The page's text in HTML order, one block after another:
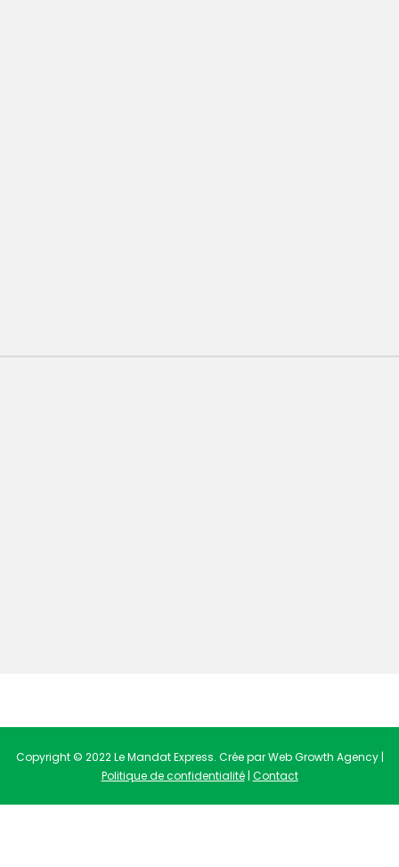
Copyright © 2022 Le Mandat Express. Crée par Web Growth Agency |
Politique de confidentialité| Contact